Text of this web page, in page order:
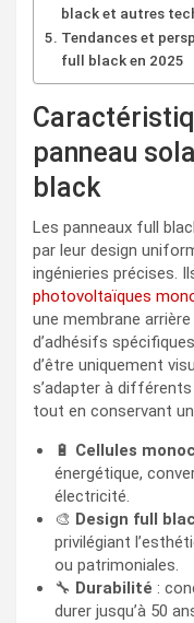
black et autres
Tendances et
full black en 2025
panneau
black
Les panneaux full
par leur design
ingénieries précises.
photovoltaïques
une membrane
d’adhésifs
d’être uniquement
s’adapter à
tout en conservant
🔋 Cellules
énergétique,
électricité.
🎨 Design full
privilégiant
ou patrimoniales.
🔧 Durabilité :
durer jusqu’à 50